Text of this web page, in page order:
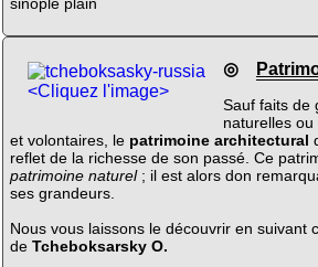
<Cliquez l'image>
◎
Sauf faits de
naturelles
et volontaires, le patrimoine architectural
reflet de la richesse de son passé. Ce
patrimoine naturel; il est alors don
ses grandeurs.
Nous vous laissons le découvrir en suivant
de Tcheboksarsky O.